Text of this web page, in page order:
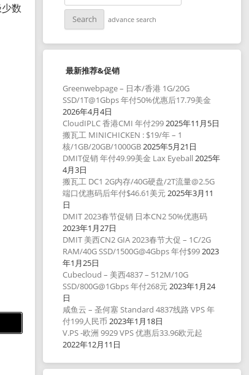
数
advance search
最新推荐&促销
Greenwebpage – 日本/香港 1G/20G
SSD/1T@1Gbps 年付50%优惠后17.79美金
2026年4月4日
CloudIPLC 香港CMI 年付2992025年11月5日
搬瓦工 MINICHICKEN : $19/年 – 1
核/1GB/20GB/1000GB2025年5月21日
DMIT促销 年付49.99美金 Lax Eyeball 2025年
4月3日
搬瓦工 DC1 2G内存/40G硬盘/2T流量@2.5G
端口优惠码后年付$46.61美元2025年3月11
日
DMIT 2023春节促销 日本CN2 50%优惠码
2023年1月27日
DMIT 美西CN2 GIA 2023春节大促 – 1C/2G
RAM/40G SSD/1500G@4Gbps 年付$992023
年1月25日
Cubecloud – 美西4837 – 512M/10G
SSD/800G@1Gbps 年付268元2023年1月24
日
咸鱼云 – 圣何塞 Standard 4837线路 VPS 年
付199人民币 2023年1月18日
V.PS -欧洲 9929 VPS 优惠后33.96欧元起
2022年12月11日